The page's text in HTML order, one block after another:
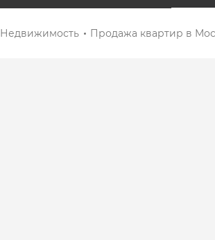
Недвижимость Продажа квартир в